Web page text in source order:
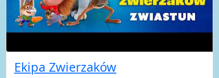
Ekipa Zwierzaków